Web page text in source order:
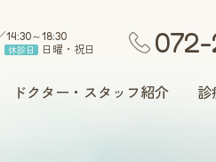
14:30～18:30
休診日 日曜・祝日
ドクター・スタッフ紹介 診